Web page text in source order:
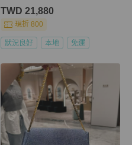
TWD 21,880
現折 800
狀況良好 本地 免運